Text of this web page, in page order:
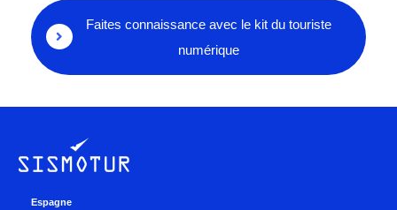
Faites connaissance avec le kit du touriste
numérique
Espagne